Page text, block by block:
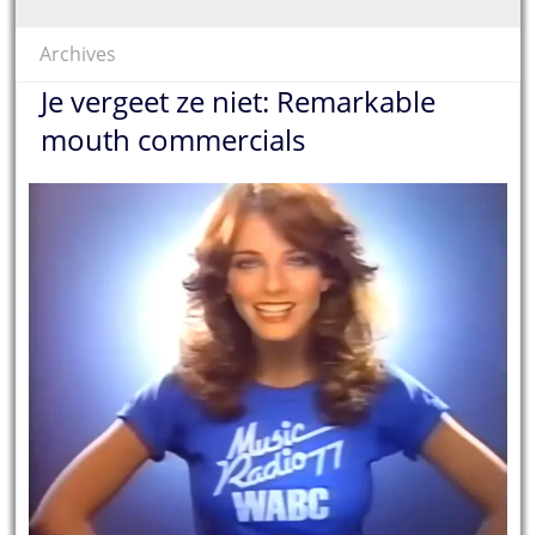
Archives
Je vergeet ze niet: Remarkable
mouth commercials